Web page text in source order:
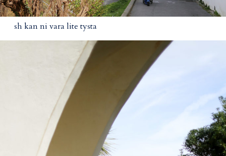
sh kan ni vara lite tysta